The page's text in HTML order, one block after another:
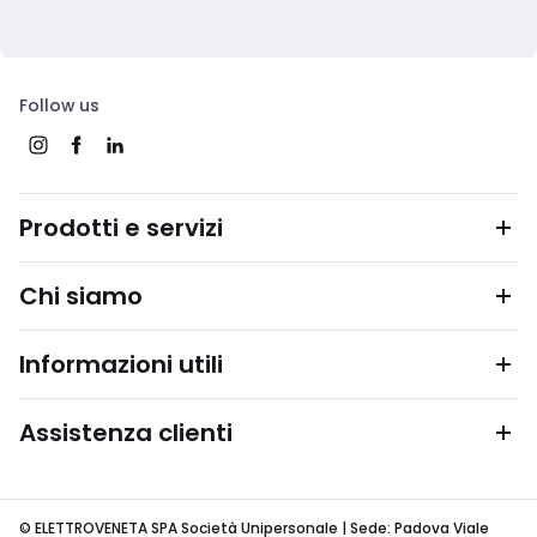
Follow us
Prodotti e servizi
Chi siamo
Informazioni utili
Assistenza clienti
© ELETTROVENETA SPA Società Unipersonale | Sede: Padova Viale